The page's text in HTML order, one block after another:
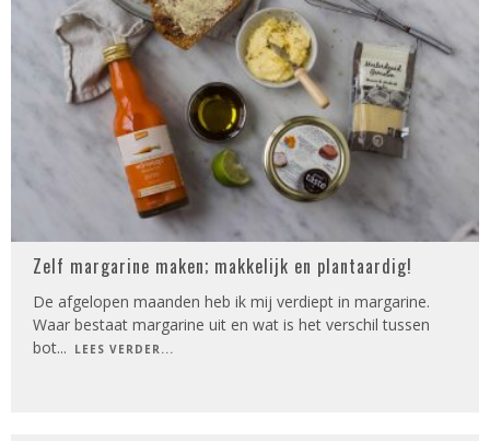
Zelf margarine maken; makkelijk en plantaardig!
De afgelopen maanden heb ik mij verdiept in margarine.
Waar bestaat margarine uit en wat is het verschil tussen
bot... LEES VERDER...